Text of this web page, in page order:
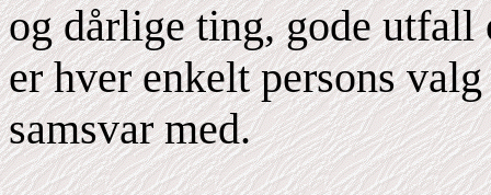
og dårlige ting, gode utfall
er hver enkelt persons
samsvar med.